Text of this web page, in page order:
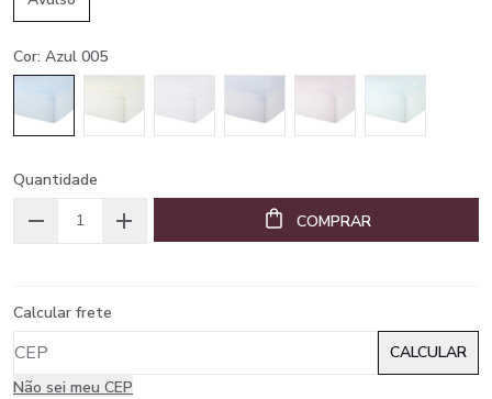
Cor: Azul 005
Quantidade
COMPRAR
Calcular frete
Não sei meu CEP